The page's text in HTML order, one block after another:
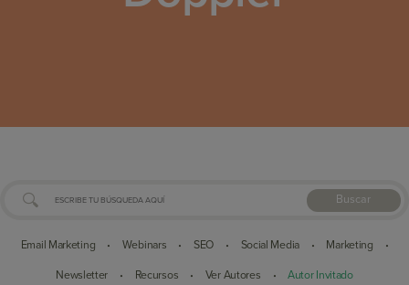
Buscar
Email Marketing • Webinars • SEO • Social Media • Marketing •
Newsletter • Recursos • Ver Autores • Autor Invitado